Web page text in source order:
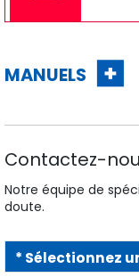
Notre équipe de
doute.